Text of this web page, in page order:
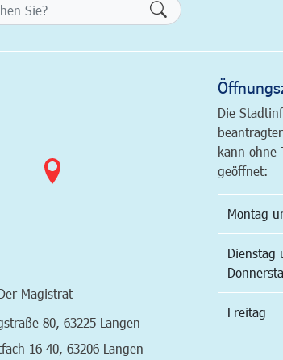
Formularschaltfläche
Magistrat
Maps Navigation
80, 63225 Langen
16 40, 63206 Langen
Die
kann ohne
geöffnet:
Montag
Dienstag
Freitag